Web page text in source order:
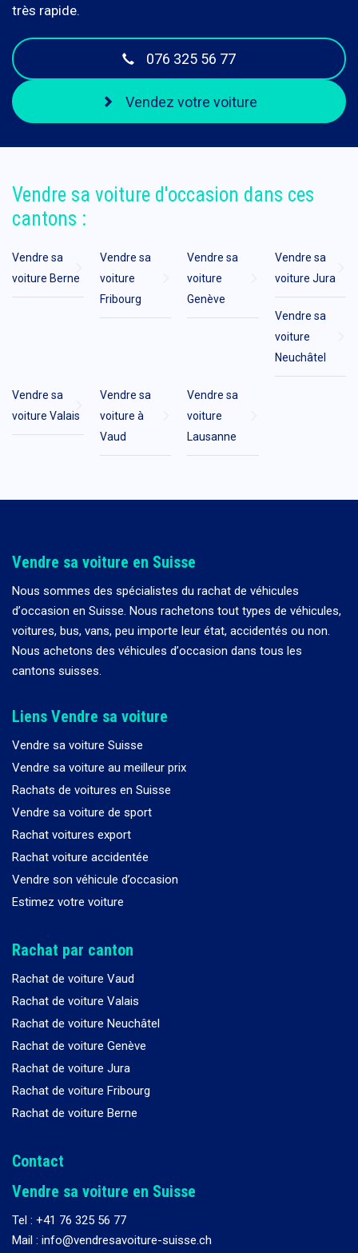
très rapide.
076 325 56 77
Vendez votre voiture
Vendre sa voiture d'occasion dans ces
cantons :
Vendre sa
voiture Berne
Vendre sa
voiture
Fribourg
Vendre sa
voiture
Genève
Vendre sa
voiture Jura
Vendre sa
voiture
Neuchâtel
Vendre sa
voiture Valais
Vendre sa
voiture à
Vaud
Vendre sa
voiture
Lausanne
Vendre sa voiture en Suisse
Nous sommes des spécialistes du rachat de véhicules
d’occasion en Suisse. Nous rachetons tout types de véhicules,
voitures, bus, vans, peu importe leur état, accidentés ou non.
Nous achetons des véhicules d’occasion dans tous les
cantons suisses.
Liens Vendre sa voiture
Vendre sa voiture Suisse
Vendre sa voiture au meilleur prix
Rachats de voitures en Suisse
Vendre sa voiture de sport
Rachat voitures export
Rachat voiture accidentée
Vendre son véhicule d’occasion
Estimez votre voiture
Rachat par canton
Rachat de voiture Vaud
Rachat de voiture Valais
Rachat de voiture Neuchâtel
Rachat de voiture Genève
Rachat de voiture Jura
Rachat de voiture Fribourg
Rachat de voiture Berne
Contact
Vendre sa voiture en Suisse
Tel : +41 76 325 56 77
Mail : info@vendresavoiture-suisse.ch